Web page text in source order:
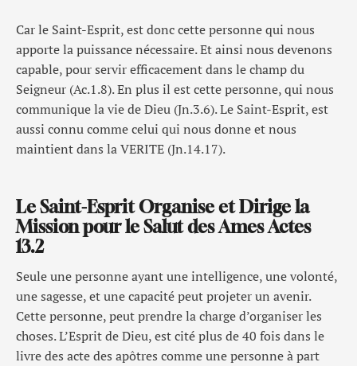
Car le Saint-Esprit, est donc cette personne qui nous
apporte la puissance nécessaire. Et ainsi nous devenons
capable, pour servir efficacement dans le champ du
Seigneur (Ac.1.8). En plus il est cette personne, qui nous
communique la vie de Dieu (Jn.3.6). Le Saint-Esprit, est
aussi connu comme celui qui nous donne et nous
maintient dans la VERITE (Jn.14.17).
Le Saint-Esprit Organise et Dirige la
Mission pour le Salut des Ames Actes
13.2
Seule une personne ayant une intelligence, une volonté,
une sagesse, et une capacité peut projeter un avenir.
Cette personne, peut prendre la charge d’organiser les
choses. L’Esprit de Dieu, est cité plus de 40 fois dans le
livre des acte des apôtres comme une personne à part